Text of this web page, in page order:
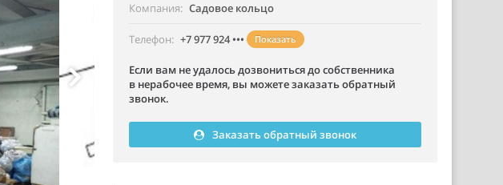
Компания Садовое кольцо
Телефон +7 977 924 ••• Показать
Если вам не удалось дозвониться до собственника
в нерабочее время, вы можете заказать обратный
звонок.
Заказать обратный звонок